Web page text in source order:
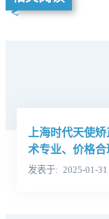
上海时代天使
术专业、价格合
发表于 2025-01-31